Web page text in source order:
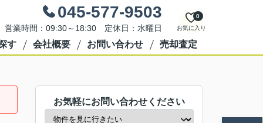
045-577-9503
営業時間：09:30～18:30 定休日：水曜日 お気に入り
0
す 会社概要 お問い合わせ 売却査定
お気軽にお問い合わせください